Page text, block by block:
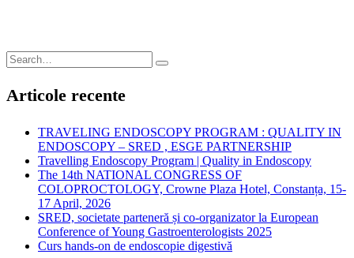
Articole recente
TRAVELING ENDOSCOPY PROGRAM : QUALITY IN
ENDOSCOPY – SRED , ESGE PARTNERSHIP
Travelling Endoscopy Program | Quality in Endoscopy
The 14th NATIONAL CONGRESS OF
COLOPROCTOLOGY, Crowne Plaza Hotel, Constanța, 15-
17 April, 2026
SRED, societate parteneră și co-organizator la European
Conference of Young Gastroenterologists 2025
Curs hands-on de endoscopie digestivă